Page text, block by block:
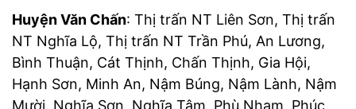
Huyện Văn Chấn: Thị trấn NT Liên Sơn, Thị trấn
NT Nghĩa Lộ, Thị trấn NT Trần Phú, An Lương,
Bình Thuận, Cát Thịnh, Chấn Thịnh, Gia Hội,
Hạnh Sơn, Minh An, Nậm Búng, Nậm Lành, Nậm
Mười, Nghĩa Sơn, Nghĩa Tâm, Phù Nham, Phúc